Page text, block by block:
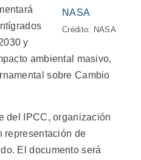
Crédito: NASA
y
ambiental masivo,
sobre Cambio
del IPCC, organización
representación de
El documento será